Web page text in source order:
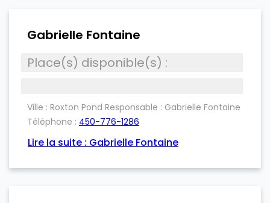
Gabrielle Fontaine
Place(s) disponible(s) :
Ville : Roxton Pond Responsable : Gabrielle Fontaine
Téléphone : 450-776-1286
Lire la suite : Gabrielle Fontaine